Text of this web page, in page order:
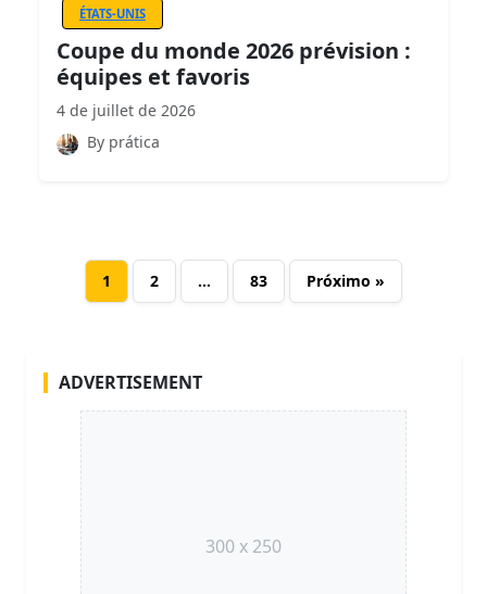
ÉTATS-UNIS
Coupe du monde 2026 prévision :
équipes et favoris
4 de juillet de 2026
By prática
1 2 … 83 Próximo »
ADVERTISEMENT
300 x 250